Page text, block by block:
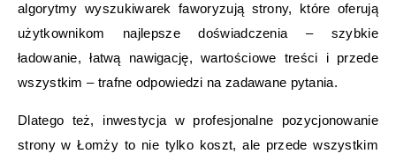
algorytmy wyszukiwarek faworyzują strony, które oferują
użytkownikom najlepsze doświadczenia – szybkie
ładowanie, łatwą nawigację, wartościowe treści i przede
wszystkim – trafne odpowiedzi na zadawane pytania.
Dlatego też, inwestycja w profesjonalne pozycjonowanie
strony w Łomży to nie tylko koszt, ale przede wszystkim